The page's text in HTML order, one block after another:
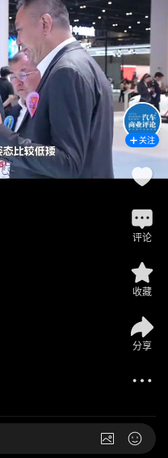
关注
评论
收藏
分享